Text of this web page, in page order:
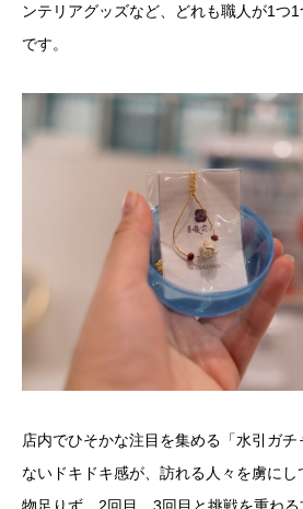
ンテリアグッズなど、どれも職人が1つ
です。
店内でひそかな注目を集める「水引ガ
ないドキドキ感が、訪れる人々を虜に